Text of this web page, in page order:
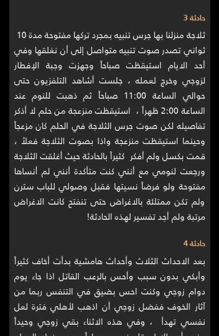
حادثة 3
ثواني تصدر صوت تنبيه متواصل إلى أن نغلقها وفي
أحد الايام استيقظت صباحاً وجهزت وجبة الإفطار
لزوجي وخرج لعمله ، جلست أشاهد التلفزيون حتى
حوالي الساعة 11:00 صباحاً ثم ذهبت للنوم عند
الساعة 2:00 ظهراً ، استيقظت منزعجة من حلم لا أذكر
تفاصيله لكن صوت جرس الثلاجة في الحلم كان مزعجاً
وحينما استيقظت منزعجة واذا بصوت الثلاجة فعلاً ،
قمت بكسل ولم أفكر كثيراً بالحادثة حيث أغلقت الثلاجة
ورجعت لنومي مع أنني كنت متأكدة أنني لم أنساها
مفتوحة ولو فرضاً نسيتها فقبل وصولي للباب سترن
ولم تكن ممتلئة بالاغراض حتى تنفتح كانت الاغراض
مرتبة ولم أجد تفسير لهذه الحادثة!
حادثة 4
بعد الاحداث الثلاث وأحداث هامشية بدأت أخاف كثيراً
وأبكي بدون سبب وأحس بالرعب القاتل اذا جاء يوم
دوام زوجي وكنت احس بضيق في التنفس ربما من
آثار الخوف ففضل زوجي أن اذهب لأهلي فترة لعل
نفسي تهدأ ، وفي هذه الاثناء بقي زوجي وحيداً